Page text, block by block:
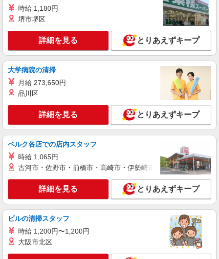
アルバイト パート
オオゼキ戸越銀座店☆株式会社チェッカーサポート NO．6715
レジスタッフ【お仕事NO．6715】
時給 1,300円以上 ■土曜・祝日は時給50円
UP！ ■日曜は時給150円UP！ 研修中 時給 1,250
円 (研修期間 25 時間 ) ◇高校生も同時給
東京都品川区平塚2-18-9
キープ 詳細を見る
アルバイト
ライフ大井町トラックス店（店舗コード683）
レジ
ライフ大井町トラックス店 東京都品川区広町
キープ 詳細を見る
パート
ライフ大崎ニューシティ店（店舗コード878）
時給1,235円以上 日曜、祝日+100円
ライフ大崎ニューシティ店 東京都品川区大崎
時給 1,180円
堺市堺区
詳細を見る とりあえずキープ
大学病院の清掃
月給 273,650円
品川区
詳細を見る とりあえずキープ
ベルク各店での店内スタッフ
時給 1,065円
古河市・佐野市・前橋市・高崎市・伊勢崎市・太田市・館林市
詳細を見る とりあえずキープ
ビルの清掃スタッフ
時給 1,200円〜1,200円
大阪市北区